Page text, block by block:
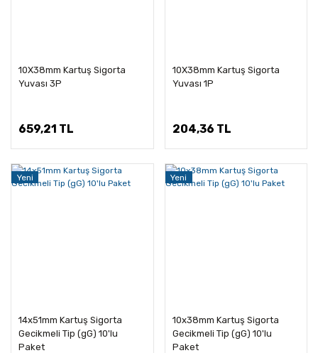
10X38mm Kartuş Sigorta
Yuvası 3P
659,21 TL
10X38mm Kartuş Sigorta
Yuvası 1P
204,36 TL
Yeni
14x51mm Kartuş Sigorta
Gecikmeli Tip (gG) 10'lu
Paket
Yeni
10x38mm Kartuş Sigorta
Gecikmeli Tip (gG) 10'lu
Paket